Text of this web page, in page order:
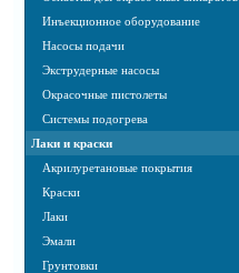
Инъекционное оборудование
Насосы подачи
Экструдерные насосы
Окрасочные пистолеты
Системы подогрева
Лаки и краски
Акрилуретановые покрытия
Краски
Лаки
Эмали
Грунтовки